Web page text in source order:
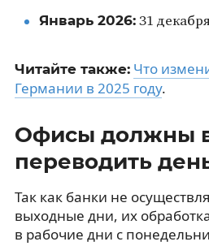
Январь 2026:31
Читайте также: Что
Германии в 2025 году.
Офисы должны
переводить
Так как банки не
выходные дни, их
в рабочие дни с